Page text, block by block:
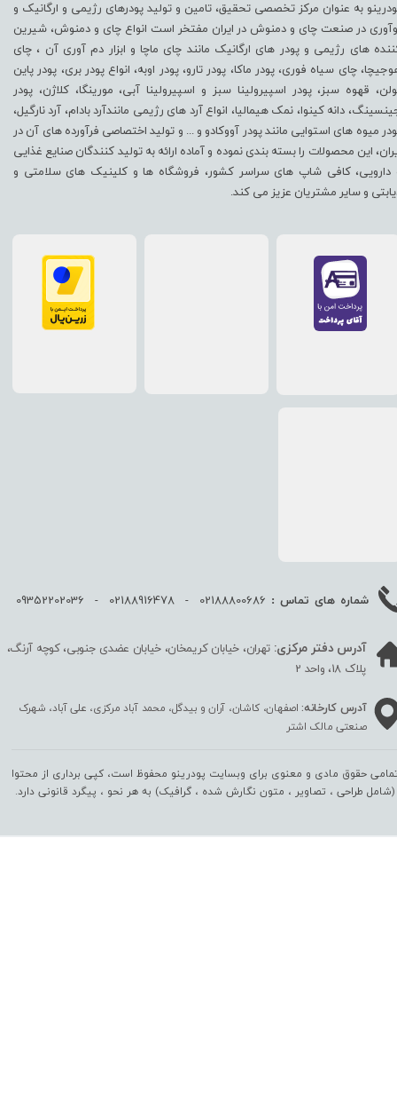
به عنوان مرکز تخصصی تحقیق، تامین و تولید پودرهای رژیمی و ارگانیک و
در صنعت چای و دمنوش در ایران مفتخر است انواع چای و دمنوش، شیرین
های رژیمی و پودر های ارگانیک مانند چای ماچا و ابزار دم آوری آن ، چای
چای سیاه فوری، پودر ماکا، پودر تارو، پودر اوبه، انواع پودر بری، پودر پاین
قهوه سبز، پودر اسپیرولینا سبز و اسپیرولینا آبی، مورینگا، کلاژن، پودر
دانه کینوا، نمک هیمالیا، انواع آرد های رژیمی مانندآرد بادام، آرد نارگیل،
میوه های استوایی مانند پودر آووکادو و ... و تولید اختصاصی فرآورده های آن در
این محصولات را بسته بندی نموده و آماده ارائه به تولید کنندگان صنایع غذایی
دارویی، کافی شاپ های سراسر کشور، فروشگاه ها و کلینیک های سلامتی و
و سایر مشتریان عزیز می کند.
حقوق مادی و معنوی برای وبسایت پودرینو محفوظ است، کپی برداری از محتوا
(شامل طراحی ، تصاویر ، متون نگارش شده ، گرافیک) به هر نحو ،‌ پیگرد قانونی دارد.
شماره های تماس :
آدرس دفتر مرکزی: تهران، خیابان کریمخان، خیابان عضدی جنوبی، کوچه آرنگ،
پلاک 18، واحد 2
آدرس کارخانه: اصفهان، کاشان، آران و بیدگل، محمد آباد مرکزی، علی آباد، شهرک
صنعتی مالک اشتر